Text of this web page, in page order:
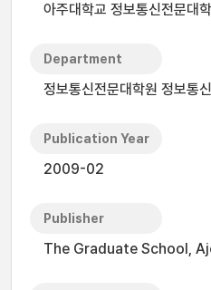
아주대학교 정보통신전문대
Department
정보통신전문대학원 정보통
Publication Year
2009-02
Publisher
The Graduate School,